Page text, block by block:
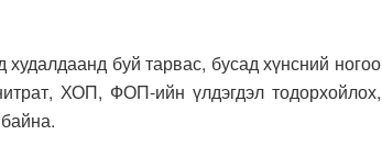
буй тарвас, бусад хүнсний ногоо
ХОП, ФОП-ийн үлдэгдэл тодорхойлох,